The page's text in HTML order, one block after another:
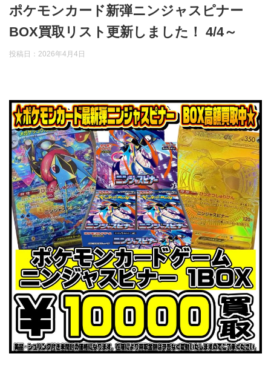
ポケモンカード新弾ニンジャスピナー
BOX買取リスト更新しました！ 4/4～
投稿日： 2026年4月4日